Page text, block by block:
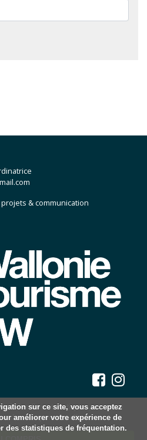
& communication
à des fins statistiques, nous ne
donnée personnelle.
sur ce site, vous acceptez
améliorer votre expérience de
des statistiques de fréquentation.